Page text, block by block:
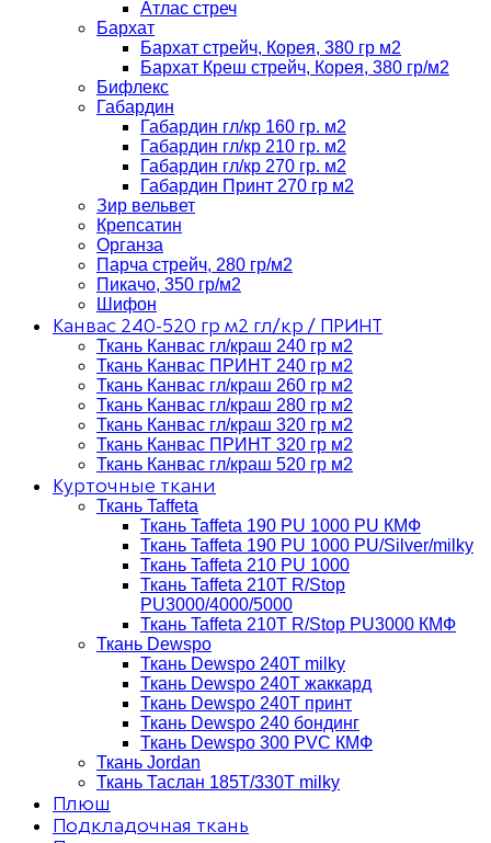
Атлас стреч
Бархат
Бархат стрейч, Корея, 380 гр м2
Бархат Креш стрейч, Корея, 380 гр/м2
Бифлекс
Габардин
Габардин гл/кр 160 гр. м2
Габардин гл/кр 210 гр. м2
Габардин гл/кр 270 гр. м2
Габардин Принт 270 гр м2
Зир вельвет
Крепсатин
Органза
Парча стрейч, 280 гр/м2
Пикачо, 350 гр/м2
Шифон
Канвас 240-520 гр м2 гл/кр / ПРИНТ
Ткань Канвас гл/краш 240 гр м2
Ткань Канвас ПРИНТ 240 гр м2
Ткань Канвас гл/краш 260 гр м2
Ткань Канвас гл/краш 280 гр м2
Ткань Канвас гл/краш 320 гр м2
Ткань Канвас ПРИНТ 320 гр м2
Ткань Канвас гл/краш 520 гр м2
Курточные ткани
Ткань Taffeta
Ткань Taffeta 190 PU 1000 PU КМФ
Ткань Taffeta 190 PU 1000 PU/Silver/milky
Ткань Taffeta 210 PU 1000
Ткань Taffeta 210Т R/Stop
PU3000/4000/5000
Ткань Taffeta 210Т R/Stop PU3000 КМФ
Ткань Dewspo
Ткань Dewspo 240Т milky
Ткань Dewspo 240T жаккард
Ткань Dewspo 240Т принт
Ткань Dewspo 240 бондинг
Ткань Dewspo 300 PVC КМФ
Ткань Jordan
Ткань Таслан 185T/330T milky
Плюш
Подкладочная ткань